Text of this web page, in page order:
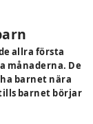
allra första
månaderna. De
barnet nära
barnet börjar